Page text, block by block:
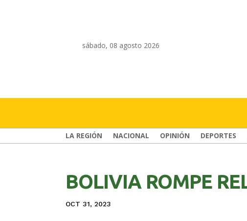
sábado, 08 agosto 2026
LA REGIÓN NACIONAL OPINIÓN DEPORTES
BOLIVIA ROMPE
OCT 31, 2023